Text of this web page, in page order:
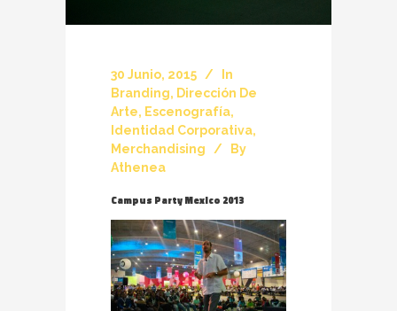
30 Junio, 2015
In
Branding, Dirección De
Arte, Escenografía,
Identidad Corporativa,
Merchandising
By
Athenea
Campus Party Mexico 2013